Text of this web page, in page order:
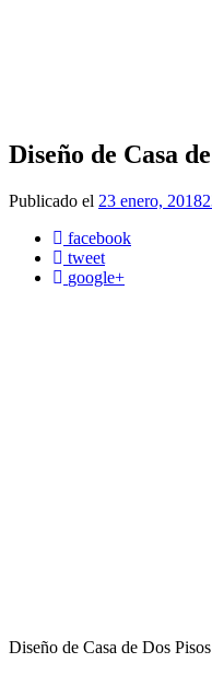
Diseño de Casa
Publicado el 23 enero, 2018
facebook
tweet
google+
Diseño de Casa de Dos